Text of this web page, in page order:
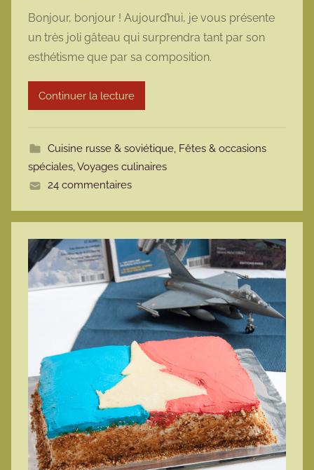
r
m
a
r
t
e
Bonjour, bonjour ! Aujourd’hui, je vous présente
un très joli gâteau qui surprendra tant par son
esthétisme que par sa composition.
Continuer la lecture
Cuisine russe & soviétique, Fêtes & occasions
spéciales,Voyages culinaires
24 commentaires